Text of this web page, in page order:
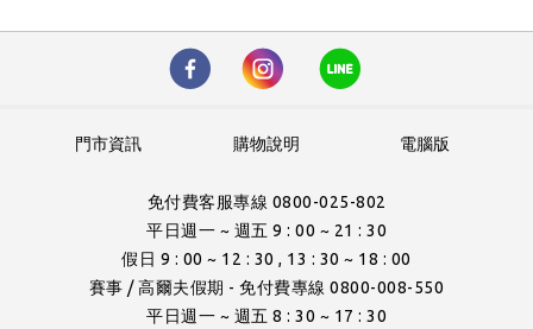
電腦版
購物說明
門市資訊
免付費客服專線 0800-025-802
平日週一 ~ 週五 9 : 00 ~ 21 : 30
假日 9 : 00 ~ 12 : 30 , 13 : 30 ~ 18 : 00
賽事 / 高爾夫假期 - 免付費專線 0800-008-550
平日週一 ~ 週五 8 : 30 ~ 17 : 30